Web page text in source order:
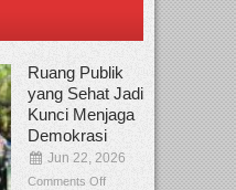
Ruang Publik
yang Sehat Jadi
Kunci Menjaga
Demokrasi
Jun 22, 2026
Comments Off